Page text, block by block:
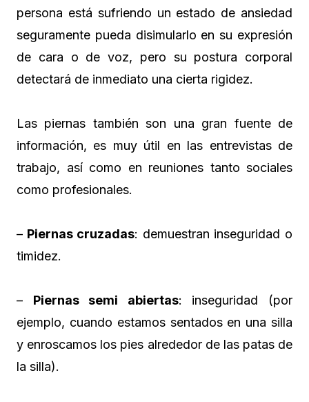
persona está sufriendo un estado de ansiedad
seguramente pueda disimularlo en su expresión
de cara o de voz, pero su postura corporal
detectará de inmediato una cierta rigidez.
Las piernas también son una gran fuente de
información, es muy útil en las entrevistas de
trabajo, así como en reuniones tanto sociales
como profesionales.
– Piernas cruzadas: demuestran inseguridad o
timidez.
– Piernas semi abiertas: inseguridad (por
ejemplo, cuando estamos sentados en una silla
y enroscamos los pies alrededor de las patas de
la silla).